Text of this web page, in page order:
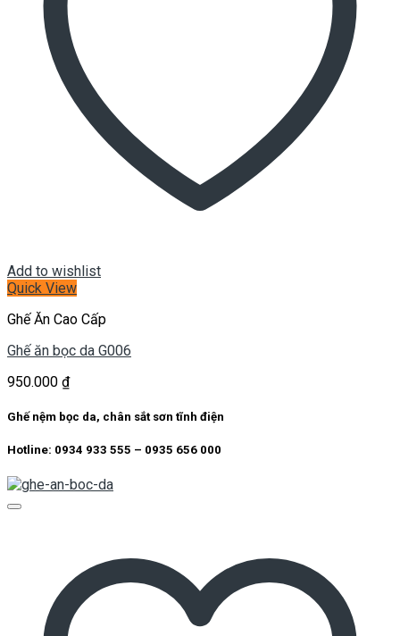
Add to wishlist
Quick View
Ghế Ăn Cao Cấp
Ghế ăn bọc da G006
950.000 ₫
Ghế nệm bọc da, chân sắt sơn tĩnh điện
Hotline: 0934 933 555 – 0935 656 000